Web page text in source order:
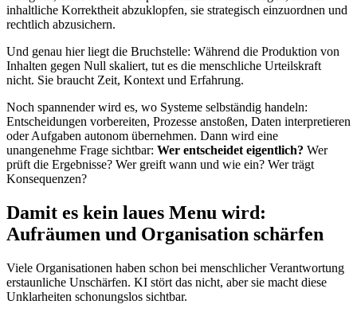
inhaltliche Korrektheit abzuklopfen, sie strategisch einzuordnen und
rechtlich abzusichern.
Und genau hier liegt die Bruchstelle: Während die Produktion von
Inhalten gegen Null skaliert, tut es die menschliche Urteilskraft
nicht. Sie braucht Zeit, Kontext und Erfahrung.
Noch spannender wird es, wo Systeme selbständig handeln:
Entscheidungen vorbereiten, Prozesse anstoßen, Daten interpretieren
oder Aufgaben autonom übernehmen. Dann wird eine
unangenehme Frage sichtbar: Wer entscheidet eigentlich? Wer
prüft die Ergebnisse? Wer greift wann und wie ein? Wer trägt
Konsequenzen?
Damit es kein laues Menu wird:
Aufräumen und Organisation schärfen
Viele Organisationen haben schon bei menschlicher Verantwortung
erstaunliche Unschärfen. KI stört das nicht, aber sie macht diese
Unklarheiten schonungslos sichtbar.